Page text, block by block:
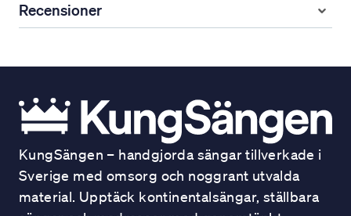
Recensioner
KungSängen – handgjorda sängar tillverkade i
Sverige med omsorg och noggrant utvalda
material. Upptäck kontinentalsängar, ställbara